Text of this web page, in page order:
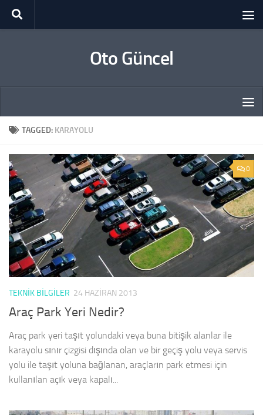
Skip to content
Oto Güncel
TAGGED: KARAYOLU
0
TEKNIK BILGILER 24 HAZIRAN 2013
Araç Park Yeri Nedir?
Araç park yeri taşıt yolundaki veya buna bitişik alanlar ile
karayolu sınır çizgisi dışında olan ve bir geçiş yolu veya servis
yolu ile taşıt yoluna bağlanan, araçların park etmesi için
kullanılan açık veya kapalı...